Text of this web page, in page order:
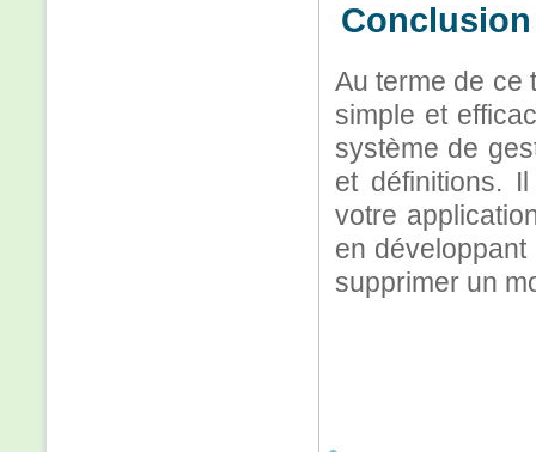
Conclusion
Au terme de ce
simple et
système de
et définitions.
votre
en
supprimer un